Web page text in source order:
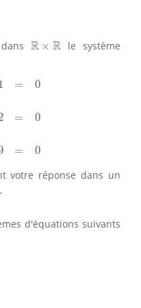
R × R
R×R
le système
= 0
= 0
= 0
y −
votre réponse dans un
.
d'équations suivants